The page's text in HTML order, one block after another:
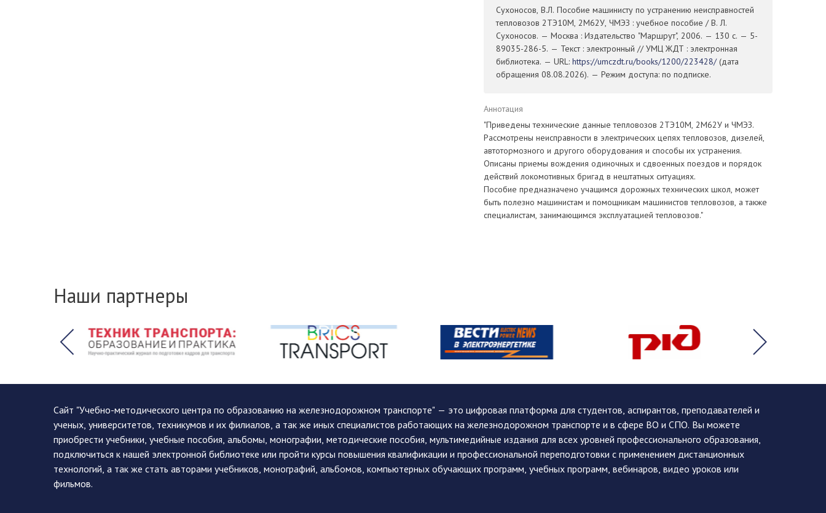
Сухоносов, В.Л. Пособие машинисту по устранению неисправностей
тепловозов 2ТЭ10М, 2М62У, ЧМЭЗ : учебное пособие / В. Л.
Сухоносов. — Москва : Издательство "Маршрут", 2006. — 130 с. — 5-
89035-286-5. — Текст : электронный // УМЦ ЖДТ : электронная
библиотека. — URL: https://umczdt.ru/books/1200/223428/(дата
обращения 08.08.2026). — Режим доступа: по подписке.
Аннотация
"Приведены технические данные тепловозов 2ТЭ10М, 2М62У и ЧМЭЗ.
Рассмотрены неисправности в электрических цепях тепловозов, дизелей,
автотормозного и другого оборудования и способы их устранения.
Описаны приемы вождения одиночных и сдвоенных поездов и порядок
действий локомотивных бригад в нештатных ситуациях.
Пособие предназначено учащимся дорожных технических школ, может
быть полезно машинистам и помощникам машинистов тепловозов, а также
специалистам, занимающимся эксплуатацией тепловозов."
Наши партнеры
Сайт "Учебно-методического центра по образованию на железнодорожном транспорте" — это цифровая платформа для студентов, аспирантов, преподавателей и
ученых, университетов, техникумов и их филиалов, а так же иных специалистов работающих на железнодорожном транспорте и в сфере ВО и СПО. Вы можете
приобрести учебники, учебные пособия, альбомы, монографии, методические пособия, мультимедийные издания для всех уровней профессионального образования,
подключиться к нашей электронной библиотеке или пройти курсы повышения квалификации и профессиональной переподготовки с применением дистанционных
технологий, а так же стать авторами учебников, монографий, альбомов, компьютерных обучающих программ, учебных программ, вебинаров, видео уроков или
фильмов.